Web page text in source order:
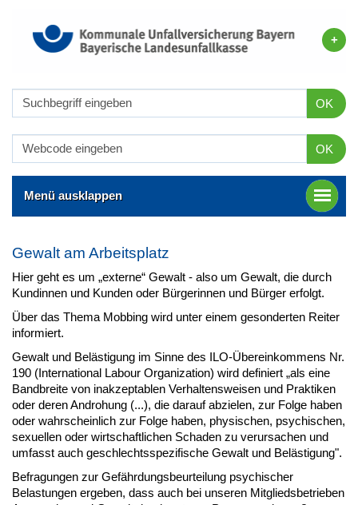
OK
OK
Menü ausklappen
Gewalt am Arbeitsplatz
Hier geht es um „externe“ Gewalt - also um Gewalt, die durch
Kundinnen und Kunden oder Bürgerinnen und Bürger erfolgt.
Über das Thema Mobbing wird unter einem gesonderten Reiter
informiert.
Gewalt und Belästigung im Sinne des ILO-Übereinkommens Nr.
190 (International Labour Organization) wird definiert „als eine
Bandbreite von inakzeptablen Verhaltensweisen und Praktiken
oder deren Androhung (...), die darauf abzielen, zur Folge haben
oder wahrscheinlich zur Folge haben, physischen, psychischen,
sexuellen oder wirtschaftlichen Schaden zu verursachen und
umfasst auch geschlechtsspezifische Gewalt und Belästigung".
Befragungen zur Gefährdungsbeurteilung psychischer
Belastungen ergeben, dass auch bei unseren Mitgliedsbetrieben